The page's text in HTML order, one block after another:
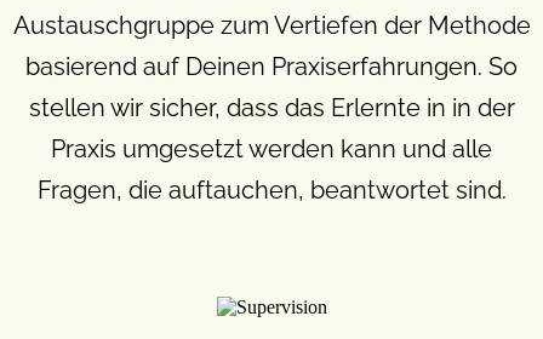
Austauschgruppe zum Vertiefen der Methode
basierend auf Deinen Praxiserfahrungen. So
stellen wir sicher, dass das Erlernte in in der
Praxis umgesetzt werden kann und alle
Fragen, die auftauchen, beantwortet sind.